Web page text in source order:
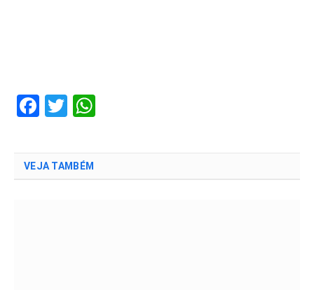
Facebook
Twitter
VEJA TAMBÉM